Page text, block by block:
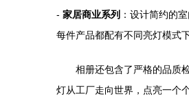
- 家居商业系列 ：设计简约的
每件产品都配有不同亮灯模式
相册还包含了严格的品质
灯从工厂走向世界，点亮一个